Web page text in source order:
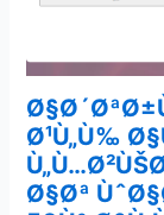
Ø¹Ù„Ù‰
Ø§Øª